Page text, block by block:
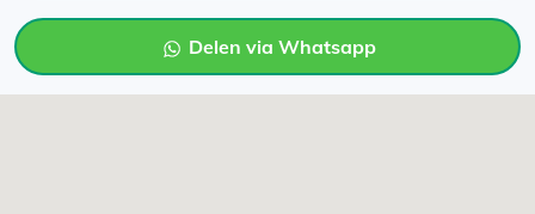
Delen via Whatsapp